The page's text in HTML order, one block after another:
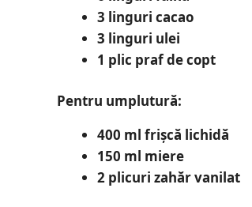
3 linguri cacao
3 linguri ulei
1 plic praf de copt
Pentru umplutură:
400 ml frișcă lichidă
150 ml miere
2 plicuri zahăr vanilat